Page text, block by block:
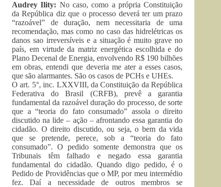
Audrey Ility: No caso, como a própria Constituição
da República diz que o processo deverá ter um prazo
“razoável” de duração, nem necessitaria de uma
recomendação, mas como no caso das hidrelétricas os
danos sao irreversíveis e a situação é muito grave no
país, em virtude da matriz energética escolhida e do
Plano Decenal de Energia, envolvendo R$ 190 bilhões
em obras, entendi que deveria me ater a esses casos,
que são alarmantes. São os casos de PCHs e UHEs.
O art. 5°, inc. LXXVIII, da Constituição da República
Federativa do Brasil (CRFB), prevê a garantia
fundamental da razoável duração do processo, de sorte
que a “teoria do fato consumado” assola o direito
discutido na lide – ação – afrontando essa garantia do
cidadão. O direito discutido, ou seja, o bem da vida
que se pretende, perece, sob a “teoria do fato
consumado”. O pedido somente demonstra que os
Tribunais têm falhado e negado essa garantia
fundamental do cidadão. Quando digo pedido, é o
Pedido de Providências que o MP, por meu intermédio
fez. Daí a necessidade de outros membros se